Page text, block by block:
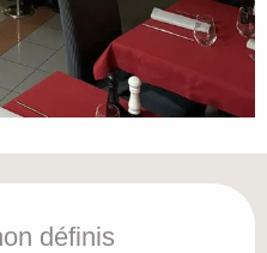
définis